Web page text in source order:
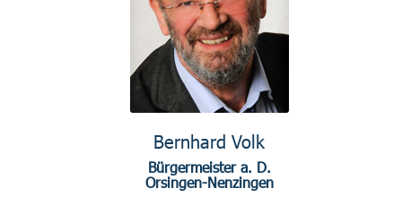
Bernhard Volk
Bürgermeister a. D.
Orsingen-Nenzingen